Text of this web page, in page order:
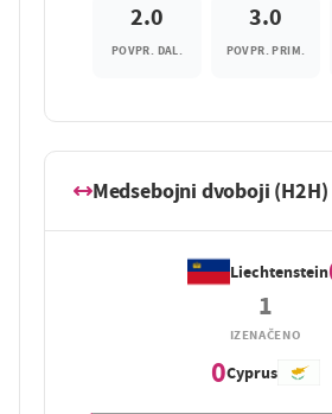
2.0
POVPR. DAL.
3.0
POVPR. PRIM.
Medsebojni dvoboji (H2H)
Liechtenstein
1
IZENAČENO
0Cyprus